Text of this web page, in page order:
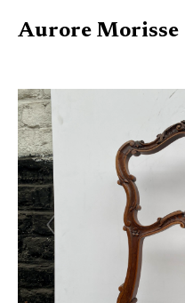
Aurore Morisse